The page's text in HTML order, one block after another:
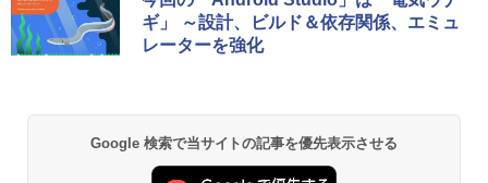
￥1,766
bデザイン入門講座［第2版］
ない、大きな画面で読みやすい、6週間持
続バッテリー、6インチディスプレイ電子
書籍リーダー、マッチャ、16GB、広告な
Kindle Paperwhite シグニチャーエディ
ギ」 ～設計、ビルド＆依存関係、エミュ
レーターを強化
Google 検索で当サイトの記事を優先表示させる